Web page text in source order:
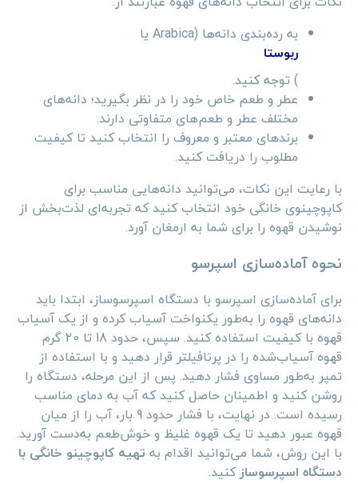
به رده‌بندی دانه‌ها (Arabica یا
ربوستا
) توجه کنید.
عطر و طعم خاص خود را در نظر بگیرید؛ دانه‌های
مختلف عطر و طعم‌های متفاوتی دارند.
برندهای معتبر و معروف را انتخاب کنید تا کیفیت
مطلوب را دریافت کنید.
با رعایت این نکات، می‌توانید دانه‌هایی مناسب برای
کاپوچینوی خانگی خود انتخاب کنید که تجربه‌ای لذت‌بخش از
نوشیدن قهوه را برای شما به ارمغان آورد.
نحوه آماده‌سازی اسپرسو
برای آماده‌سازی اسپرسو با دستگاه اسپرسوساز، ابتدا باید
دانه‌های قهوه را به‌طور یکنواخت آسیاب کرده و از یک آسیاب
قهوه با کیفیت استفاده کنید. سپس، حدود 18 تا 20 گرم
قهوه آسیاب‌شده را در پرتافیلتر قرار دهید و با استفاده از
تمپر به‌طور مساوی فشار دهید. پس از این مرحله، دستگاه را
روشن کنید و اطمینان حاصل کنید که آب به دمای مناسب
رسیده است. در نهایت، با فشار حدود 9 بار، آب را از میان
قهوه عبور دهید تا یک قهوه غلیظ و خوش‌طعم به‌دست آورید.
با این روش، شما می‌توانید اقدام به تهیه کاپوچینو خانگی با
دستگاه اسپرسوسازکنید.